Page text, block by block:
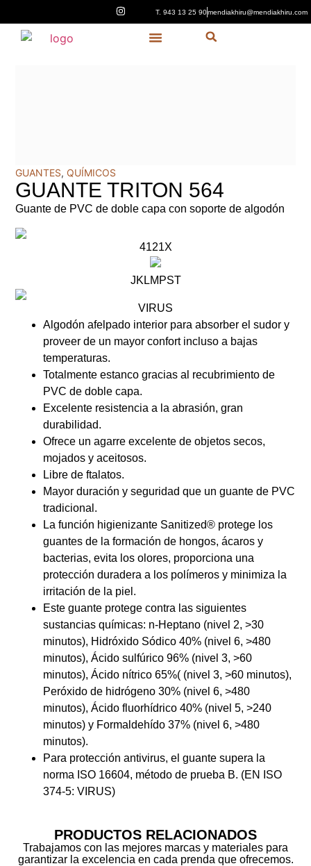
T. 943 13 25 90mendiakhiru@mendiakhiru.com
GUANTES, QUÍMICOS
GUANTE TRITON 564
Guante de PVC de doble capa con soporte de algodón
4121X
JKLMPST
VIRUS
Algodón afelpado interior para absorber el sudor y
proveer de un mayor confort incluso a bajas
temperaturas.
Totalmente estanco gracias al recubrimiento de
PVC de doble capa.
Excelente resistencia a la abrasión, gran
durabilidad.
Ofrece un agarre excelente de objetos secos,
mojados y aceitosos.
Libre de ftalatos.
Mayor duración y seguridad que un guante de PVC
tradicional.
La función higienizante Sanitized® protege los
guantes de la formación de hongos, ácaros y
bacterias, evita los olores, proporciona una
protección duradera a los polímeros y minimiza la
irritación de la piel.
Este guante protege contra las siguientes
sustancias químicas: n-Heptano (nivel 2, >30
minutos), Hidróxido Sódico 40% (nivel 6, >480
minutos), Ácido sulfúrico 96% (nivel 3, >60
minutos), Ácido nítrico 65%( (nivel 3, >60 minutos),
Peróxido de hidrógeno 30% (nivel 6, >480
minutos), Ácido fluorhídrico 40% (nivel 5, >240
minutos) y Formaldehído 37% (nivel 6, >480
minutos).
Para protección antivirus, el guante supera la
norma ISO 16604, método de prueba B. (EN ISO
374-5: VIRUS)
PRODUCTOS RELACIONADOS
Trabajamos con las mejores marcas y materiales para
garantizar la excelencia en cada prenda que ofrecemos.